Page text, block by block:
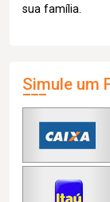
sua família.
Simule um